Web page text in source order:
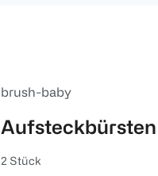
brush-baby
Aufsteckbürsten
2 Stück